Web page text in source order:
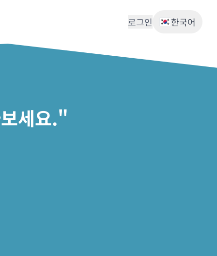
로그인 한국어
세요."